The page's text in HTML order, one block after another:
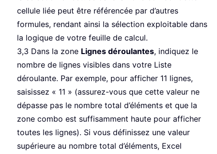
cellule liée peut être référencée par d’autres
formules, rendant ainsi la sélection exploitable dans
la logique de votre feuille de calcul.
3,3 Dans la zone Lignes déroulantes, indiquez le
nombre de lignes visibles dans votre Liste
déroulante. Par exemple, pour afficher 11 lignes,
saisissez « 11 » (assurez-vous que cette valeur ne
dépasse pas le nombre total d’éléments et que la
zone combo est suffisamment haute pour afficher
toutes les lignes). Si vous définissez une valeur
supérieure au nombre total d’éléments, Excel